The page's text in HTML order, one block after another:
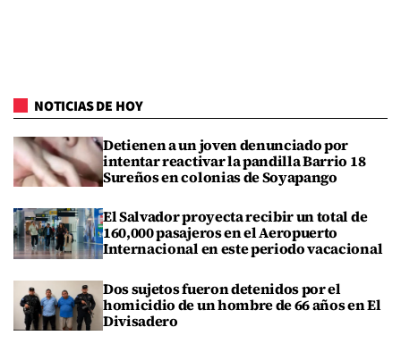
NOTICIAS DE HOY
Detienen a un joven denunciado por
intentar reactivar la pandilla Barrio 18
Sureños en colonias de Soyapango
El Salvador proyecta recibir un total de
160,000 pasajeros en el Aeropuerto
Internacional en este periodo vacacional
Dos sujetos fueron detenidos por el
homicidio de un hombre de 66 años en El
Divisadero